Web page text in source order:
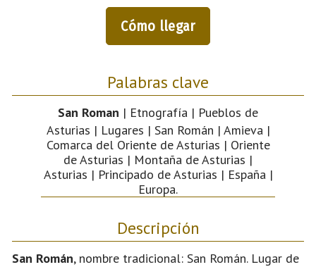
Cómo llegar
Palabras clave
San Roman | Etnografía | Pueblos de
Asturias | Lugares | San Román | Amieva |
Comarca del Oriente de Asturias | Oriente
de Asturias | Montaña de Asturias |
Asturias | Principado de Asturias | España |
Europa.
Descripción
San Román, nombre tradicional: San Román. Lugar de